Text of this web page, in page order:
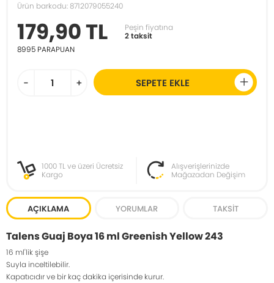
Ürün barkodu: 8712079055240
179,90 TL
Peşin fiyatına
2 taksit
8995 PARAPUAN
- + SEPETE EKLE
1000 TL ve üzeri Ücretsiz
Kargo
Alışverişlerinizde
Mağazadan Değişim
AÇIKLAMA YORUMLAR TAKSIT
Talens Guaj Boya 16 ml Greenish Yellow 243
16 ml'lik şişe
Suyla inceltilebilir.
Kapatıcıdır ve bir kaç dakika içerisinde kurur.